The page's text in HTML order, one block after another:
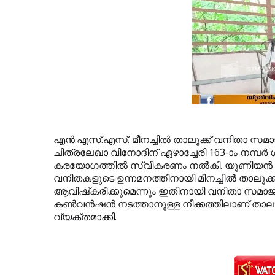
എന്‍.എസ്.എസ്. മീനച്ചില്‍ താലൂക്ക് വനിതാ
ചിത്രലേഖാ വിനോദിന് ഏഴാച്ചേരി 163-ാം
കരയോഗത്തില്‍ സ്വീകരണം നല്‍കി. യൂണിയന്‍
വനിതകളുടെ ഉന്നമനത്തിനായി മീനച്ചില്‍
ആവിഷ്‌കരിക്കുമെന്നും ഇതിനായി വനിതാ
കണ്‍വന്‍ഷന്‍ നടത്താനുള്ള നീക്കത്തിലാണ്
വ്യക്തമാക്കി.